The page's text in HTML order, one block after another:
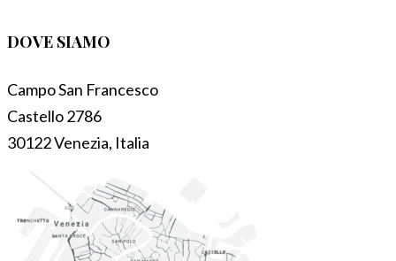
DOVE SIAMO
Campo San Francesco
Castello 2786
30122 Venezia, Italia